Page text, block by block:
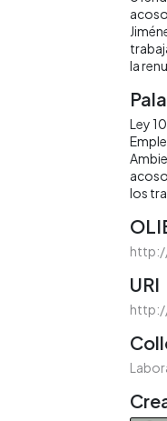
la
Ley
los
URI